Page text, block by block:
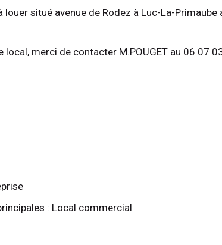
situé avenue de Rodez à Luc-La-
merci de contacter M.POUGET au 06 07
: Local commercial